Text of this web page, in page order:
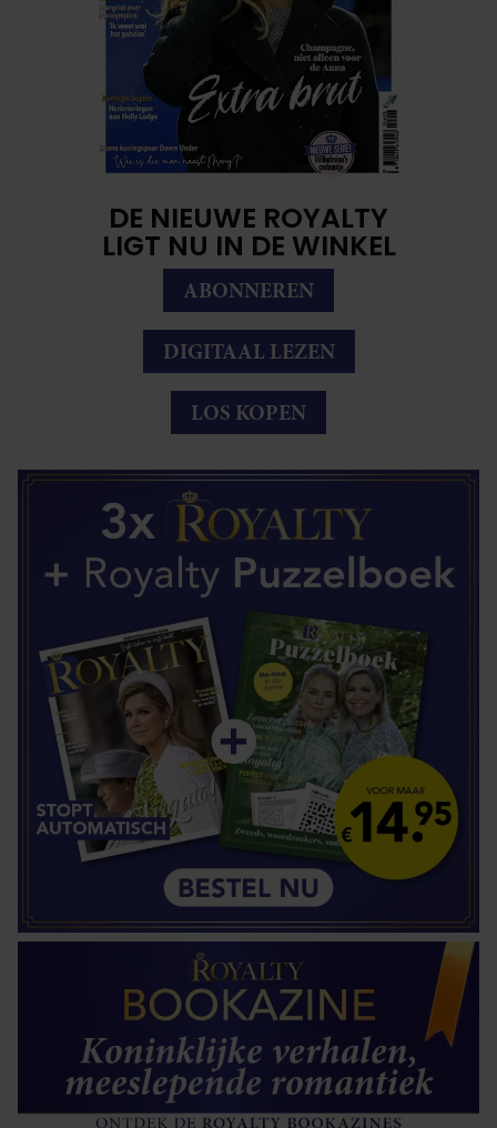
DE NIEUWE ROYALTY
LIGT NU IN DE WINKEL
ABONNEREN
DIGITAAL LEZEN
LOS KOPEN